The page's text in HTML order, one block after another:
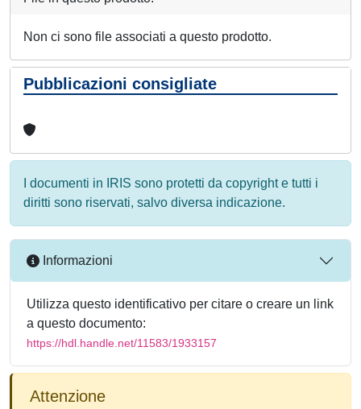
Non ci sono file associati a questo prodotto.
Pubblicazioni consigliate
I documenti in IRIS sono protetti da copyright e tutti i
diritti sono riservati, salvo diversa indicazione.
Informazioni
Utilizza questo identificativo per citare o creare un link
a questo documento:
https://hdl.handle.net/11583/1933157
Attenzione